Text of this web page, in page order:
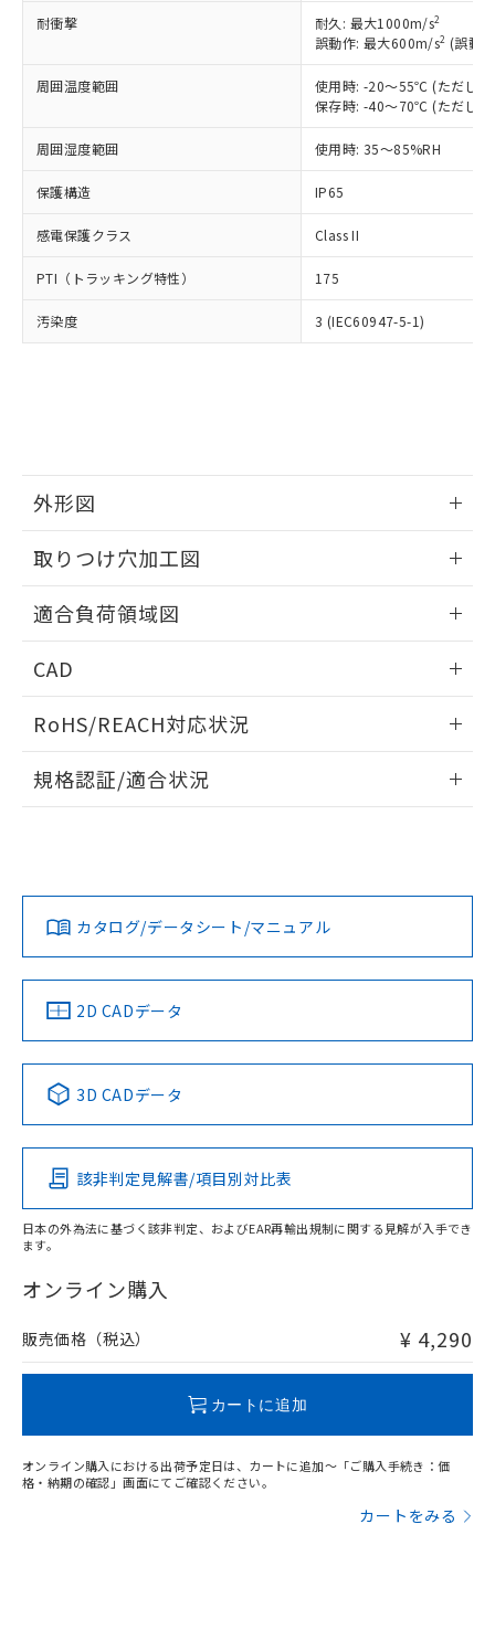
耐衝撃 耐久: 最大1000m/s2
誤動作: 最大600m/s2 (誤動
周囲温度範囲
使用時: -20～55℃ (ただし、
保存時: -40～70℃ (ただし、
周囲湿度範囲 使用時: 35～85%RH
保護構造 IP65
感電保護クラス Class II
PTI（トラッキング特性） 175
汚染度 3 (IEC60947-5-1)
外形図
取りつけ穴加工図
適合負荷領域図
CAD
ドすることができます。
ログイン/会員登録
ダウンロードデータをご利用いただく前に、以下を必ずお読
みください。
ソフトウェアの使用条件
RoHS/REACH対応状況
EU RoHS 注意事項・凡例
対応済み
中国 RoHS 注意事項・凡例
Pb Hg Cd Cr(VI)
O
在庫等で未対応品が混在する可能性があります。
問い合わせください。
規格認証/適合状況
LR型式承認
（イギリス
船舶規格）
DNV型式承認
（ノルウェー
BV型式承認
（フランス
KR型式
（韓国
No No No No
この製品の規格認証/適合状況ページへ
その他の認証はこちらのページからご検索ください
カタログ/データシート/マニュアル
2D CADデータ
3D CADデータ
該非判定見解書/項目別対比表
日本の外為法に基づく該非判定、およびEAR再輸出規制に関する見解が入手でき
ます。
オンライン購入
販売価格（税込） ¥ 4,290
カートに追加
オンライン購入における出荷予定日は、カートに追加～「ご購入手続き：価
格・納期の確認」画面にてご確認ください。
カートをみる
正式な納期状況および標準価格はお客
様のお取引先、またはお客様担当のオ
ムロン制御機器販売店・当社販売員に
オムロン制御機器販売店や当社販売拠
」をご確認
在庫状況および標準価格結果を当社の
事前の承諾なく第三者に漏洩または開
示しないようお願いします。
ビス）をご利用いただくには、I-Web
メンバーズにご登録されている必要が
をご了承ください。
用者の範囲」に記載されている法人を
指します。
ル) (DEHP)(別名：DOP) 1000ppm以下、フタル酸ブチ
ルベンジル（BBP） 1000ppm以下、フタル酸ジブチル
（DBP） 1000ppm以下、フタル酸ジイソブチル
(DIBP) 1000ppm以下
但し、RoHS指令で産業用監視および制御機器に対する
フタル酸エステル類の４物質については閾値を超える意
図的な使用がないことを確認しています。
部品在庫の切り替え状況などにより、予定
月が前後することがあります。
51物質の非含有証明書（当社基準）
※本証明書は発行日時点で非含有を証明す
るもので、過去に遡って非含有を証明する
ものではありません。
また、RoHS指令のフタル酸エステル類４
物質の対応では、対応完了までの期間は出
既に当社にて対応品への在庫切替を完了
していることから、特段のことがない限
り、2022年1月12日より割愛しておりま
す。
ニル類) : 1000ppm、 PBDEs(ポリ臭化ジフェニルエーテ
DBP(フタル酸ジブチル) : 1000ppm、 DIBP(フタル酸ジ
イソブチル) : 1000ppm、 BBP(フタル酸ブチルベンジ
ル) : 1000ppm、
DEHP(フタル酸ビス(2-エチルヘキシル)) : 1000ppm
※2 環境保護使用期限
「ｅ」：有害物質（10物質）のすべてが基
準値以下であることを示します。
「10」：通常の使用状況下において有害物
質が外部に漏えいし、環境に深刻な影響を
及ぼさない年数を意味します。
「－」：未確認です。当社販売部門へお問
い合わせください。
当社は規制貨物を破棄する場合は、完
全に破砕するなど、違法に輸出されな
当社は貴社製品を、核兵器、ミサイ
ル、化学兵器、生物兵器またはその他
武器並びにこれらの製造装置等に一切
当社は、貴社製品を第三者に販売する
場合は、上記1、2および3の内容を当
該第三者に通知します。また当社は、
販売先および販売に係わる関係者が違
法に輸出するおそれがある場合は、取
り引きをいたしません。
一定数以上の在庫あり
一定数には満たないが在庫あり
在庫なし(最新の在庫状況につ
いては、お客様のお取引先、ま
たはお客様担当のオムロン制御
機器販売店・当社販売員にご確
空
白
受注生産機種、また在庫状況の
情報を公開していない機種